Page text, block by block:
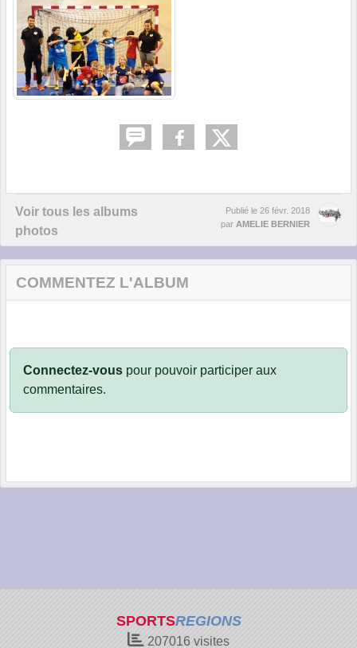
Voir tous les albums
photos
Publié le 26 févr. 2018
par AMELIE BERNIER
COMMENTEZ L'ALBUM
Connectez-vous pour pouvoir participer aux
commentaires.
SPORTSREGIONS
207016 visites